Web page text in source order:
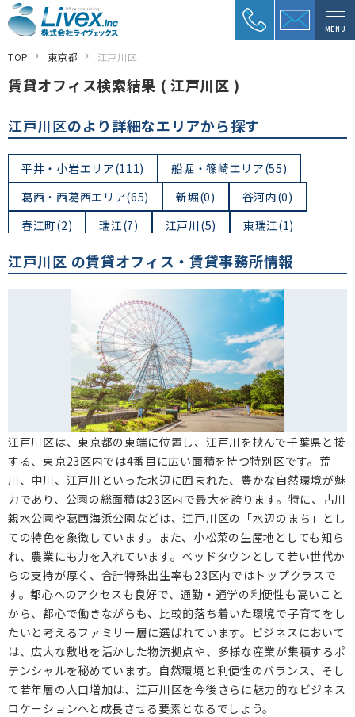
MENU
TOP 東京都 江戸川区
賃貸オフィス検索結果 ( 江戸川区 )
江戸川区のより詳細なエリアから探す
平井・小岩エリア(111)
船堀・篠崎エリア(55)
葛西・西葛西エリア(65)
新堀(0)
谷河内(0)
春江町(2)
瑞江(7) 江戸川(5)
東瑞江(1)
西瑞江(0)
中央(5) 大杉(0)
西一之江(1)
小松川(3)
興宮町(0)
松本(1) 本一色(1)
北小岩(10)
北篠崎(0) 上篠崎(0)
西篠崎(1)
南小岩(20)
西小岩(17) 篠崎町(6)
東篠崎町(0)
東篠崎(0)
下篠崎町(1) 南篠崎町(1)
東松本(0)
鹿骨町(0)
鹿骨(1) 北葛西(2)
宇喜田町(0)
中葛西(13)
東葛西(13) 南葛西(1)
臨海町(11)
清新町(0)
西葛西(25) 船堀(6)
一之江町(0)
二之江町(0)
江戸川区 の賃貸オフィス・賃貸事務所情報
江戸川区は、東京都の東端に位置し、江戸川を挟んで千葉県と接
する、東京23区内では4番目に広い面積を持つ特別区です。荒
川、中川、江戸川といった水辺に囲まれた、豊かな自然環境が魅
力であり、公園の総面積は23区内で最大を誇ります。特に、古川
親水公園や葛西海浜公園などは、江戸川区の「水辺のまち」とし
ての特色を象徴しています。また、小松菜の生産地としても知ら
れ、農業にも力を入れています。ベッドタウンとして若い世代か
らの支持が厚く、合計特殊出生率も23区内ではトップクラスで
す。都心へのアクセスも良好で、通勤・通学の利便性も高いこと
から、都心で働きながらも、比較的落ち着いた環境で子育てをし
たいと考えるファミリー層に選ばれています。ビジネスにおいて
は、広大な敷地を活かした物流拠点や、多様な産業が集積するポ
テンシャルを秘めています。自然環境と利便性のバランス、そし
て若年層の人口増加は、江戸川区を今後さらに魅力的なビジネス
ロケーションへと成長させる要素となるでしょう。